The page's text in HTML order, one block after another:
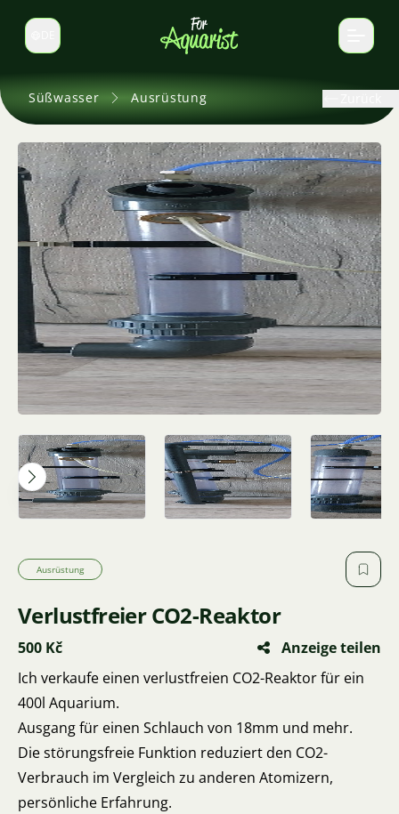
Sprache wechseln
Süßwasser Ausrüstung
Ausrüstung
Verlustfreier CO2-Reaktor
500 Kč
Anzeige teilen
Ich verkaufe einen verlustfreien CO2-Reaktor für ein
400l Aquarium.
Ausgang für einen Schlauch von 18mm und mehr.
Die störungsfreie Funktion reduziert den CO2-
Verbrauch im Vergleich zu anderen Atomizern,
persönliche Erfahrung.